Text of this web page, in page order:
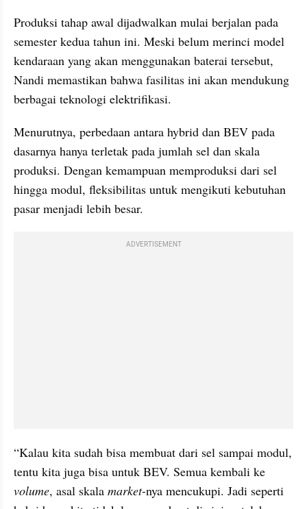
Produksi tahap awal dijadwalkan mulai berjalan pada
semester kedua tahun ini. Meski belum merinci model
kendaraan yang akan menggunakan baterai tersebut,
Nandi memastikan bahwa fasilitas ini akan mendukung
berbagai teknologi elektrifikasi.
Menurutnya, perbedaan antara hybrid dan BEV pada
dasarnya hanya terletak pada jumlah sel dan skala
produksi. Dengan kemampuan memproduksi dari sel
hingga modul, fleksibilitas untuk mengikuti kebutuhan
pasar menjadi lebih besar.
ADVERTISEMENT
“Kalau kita sudah bisa membuat dari sel sampai modul,
volume, asal skala market-nya mencukupi. Jadi seperti